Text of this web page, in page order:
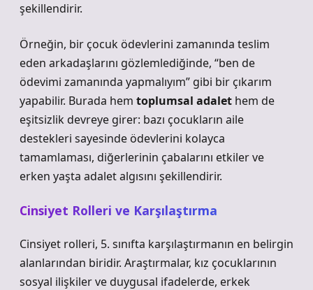
şekillendirir.
Örneğin, bir çocuk ödevlerini zamanında teslim
eden arkadaşlarını gözlemlediğinde, “ben de
ödevimi zamanında yapmalıyım” gibi bir çıkarım
yapabilir. Burada hem toplumsal adalet hem de
eşitsizlikdevreye girer: bazı çocukların aile
destekleri sayesinde ödevlerini kolayca
tamamlaması, diğerlerinin çabalarını etkiler ve
erken yaşta adalet algısını şekillendirir.
Cinsiyet Rolleri ve Karşılaştırma
Cinsiyet rolleri, 5. sınıfta karşılaştırmanın en belirgin
alanlarından biridir. Araştırmalar, kız çocuklarının
sosyal ilişkiler ve duygusal ifadelerde, erkek